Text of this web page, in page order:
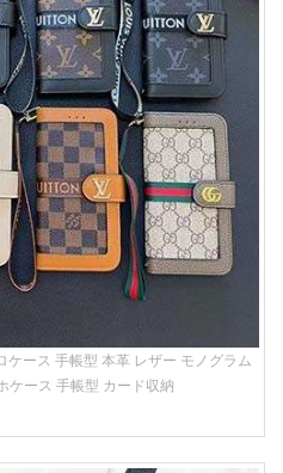
ケース 手帳型 本革 レザー モノグラム
ケース 手帳型 カード収納
galaxy s26/s25/s24ケース 手帳型 大